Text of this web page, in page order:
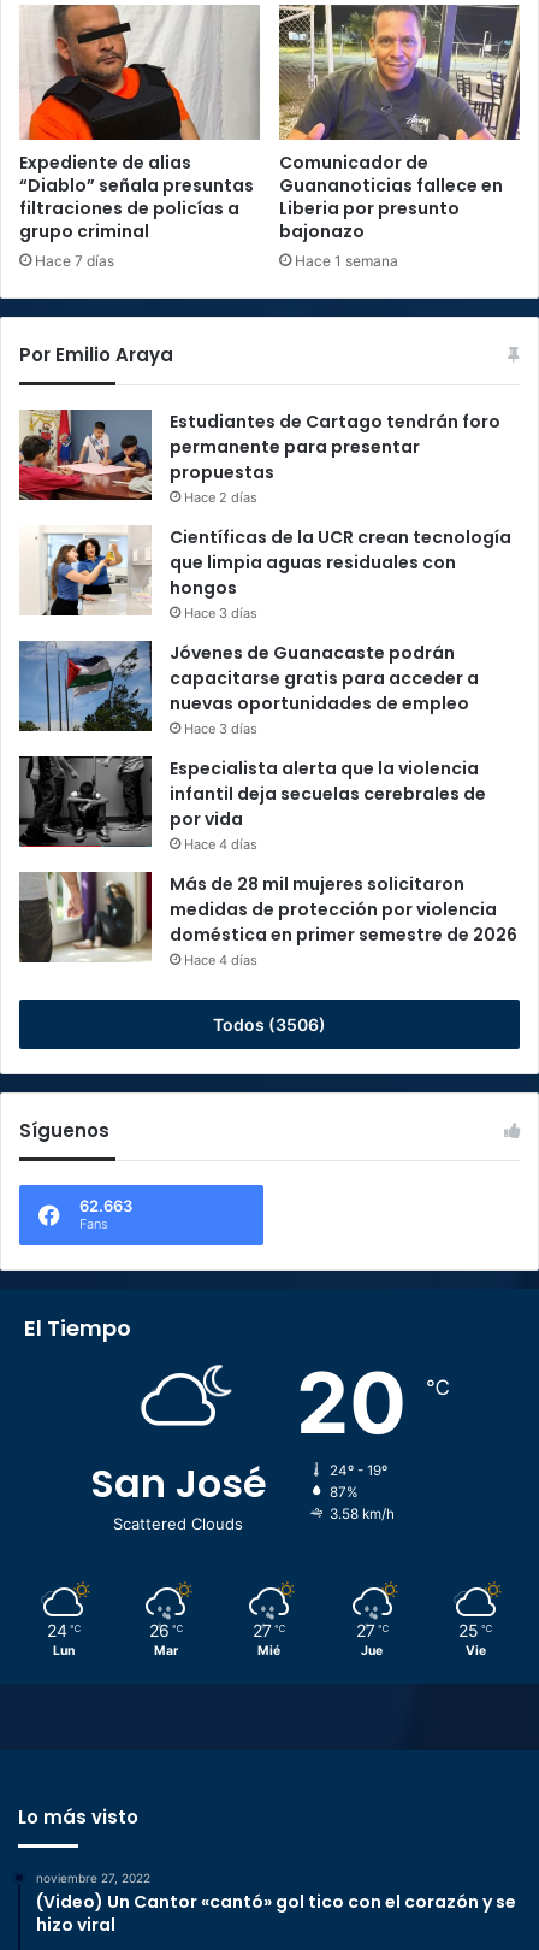
Expediente de alias
“Diablo” señala presuntas
filtraciones de policías a
grupo criminal
Hace 7 días
Comunicador de
Guananoticias fallece en
Liberia por presunto
bajonazo
Hace 1 semana
Por Emilio Araya
Estudiantes de Cartago tendrán foro
permanente para presentar
propuestas
Hace 2 días
Científicas de la UCR crean tecnología
que limpia aguas residuales con
hongos
Hace 3 días
Jóvenes de Guanacaste podrán
capacitarse gratis para acceder a
nuevas oportunidades de empleo
Hace 3 días
Especialista alerta que la violencia
infantil deja secuelas cerebrales de
por vida
Hace 4 días
Más de 28 mil mujeres solicitaron
medidas de protección por violencia
doméstica en primer semestre de 2026
Hace 4 días
Todos (3506)
Síguenos
62.663
Fans
El Tiempo
San José
Scattered Clouds
20 ℃
24º - 19º
87%
3.58 km/h
24 ℃
Lun
26 ℃
Mar
27 ℃
Mié
27 ℃
Jue
25 ℃
Vie
Lo más visto
noviembre 27, 2022
(Video) Un Cantor «cantó» gol tico con el corazón y se
hizo viral